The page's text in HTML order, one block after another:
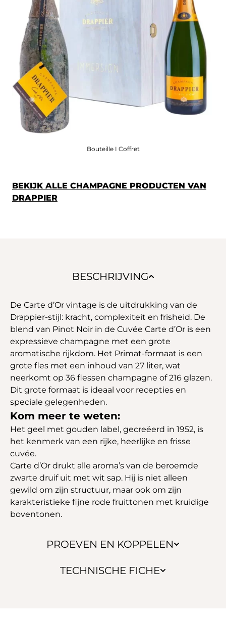
Bouteille I Coffret
BEKIJK ALLE CHAMPAGNE PRODUCTEN VAN
DRAPPIER
BESCHRIJVING
PROEVEN EN KOPPELEN
TECHNISCHE FICHE
De Carte d’Or vintage is de uitdrukking van de
Drappier-stijl: kracht, complexiteit en frisheid. De
blend van Pinot Noir in de Cuvée Carte d’Or is een
expressieve champagne met een grote
aromatische rijkdom. Het Primat-formaat is een
grote fles met een inhoud van 27 liter, wat
neerkomt op 36 flessen champagne of 216 glazen.
Dit grote formaat is ideaal voor recepties en
speciale gelegenheden.
Kom meer te weten:
Het geel met gouden label, gecreëerd in 1952, is
het kenmerk van een rijke, heerlijke en frisse
cuvée.
Carte d’Or drukt alle aroma’s van de beroemde
zwarte druif uit met wit sap. Hij is niet alleen
gewild om zijn structuur, maar ook om zijn
karakteristieke fijne rode fruittonen met kruidige
boventonen.